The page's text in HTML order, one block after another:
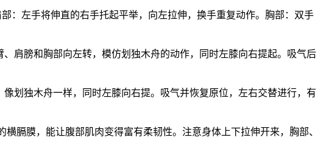
：左手将伸直的右手托起平举，向左拉伸，换手重复动作。胸部：双手
肩膀和胸部向左转，模仿划独木舟的动作，同时左膝向右提起。吸气后
划独木舟一样，同时左膝向右提。吸气并恢复原位，左右交替进行，有
膈膜，能让腹部肌肉变得富有柔韧性。注意身体上下拉伸开来，胸部、